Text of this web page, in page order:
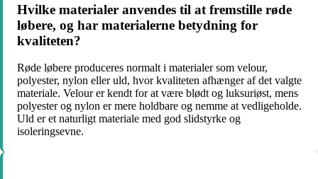
Hvilke materialer anvendes til at fremstille røde
løbere, og har materialerne betydning for
kvaliteten?
Røde løbere produceres normalt i materialer som velour,
polyester, nylon eller uld, hvor kvaliteten afhænger af det valgte
materiale. Velour er kendt for at være blødt og luksuriøst, mens
polyester og nylon er mere holdbare og nemme at vedligeholde.
Uld er et naturligt materiale med god slidstyrke og
isoleringsevne.